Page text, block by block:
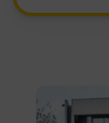
En savoir